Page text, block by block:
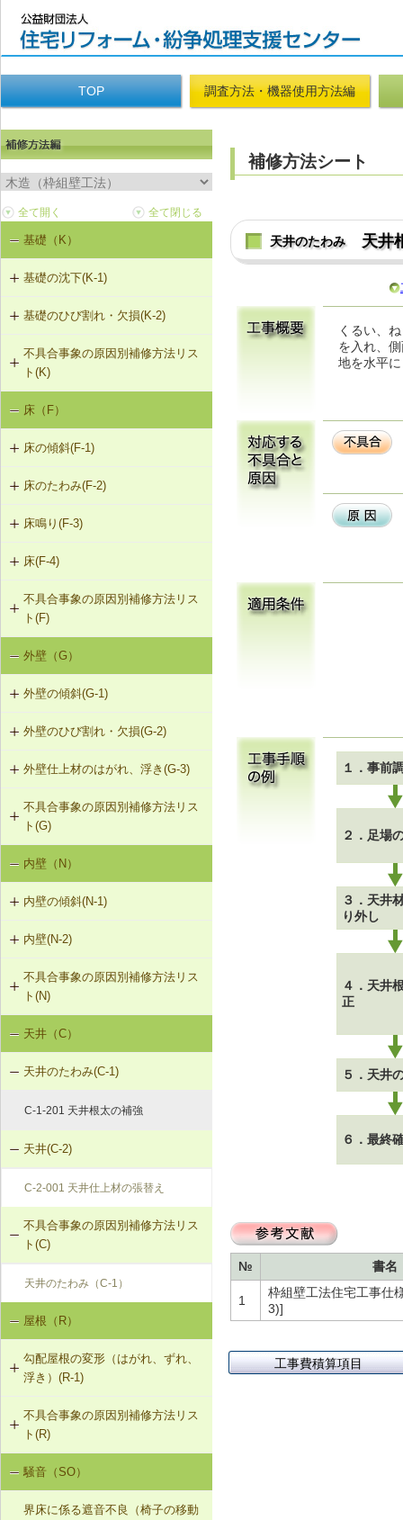
TOP 調査方法・機器使用方法編
基礎（K）
基礎の沈下(K-1)
K-1-501 基礎をジャッキアップのう
え、鋼管圧入工法
K-1-502 基礎をジャッキアップのう
え、耐圧版工法
K-1-503 グラウト注入工法
基礎のひび割れ・欠損(K-2)
K-2-501 樹脂注入工法
K-2-502 充填工法
K-2-503 打直し工法
不具合事象の原因別補修方法リス
ト(K)
基礎の沈下（K-1）
基礎のひび割れ・欠損（K-2）
床（F）
床の傾斜(F-1)
F-1-201 添え床根太による床根太の
補強（2階以上の場合）
F-1-202 添え床梁による床梁の補強
F-1-203 床梁の取替え
F-1-204 たて枠による床梁の補強
F-1-205 既存まぐさを新規まぐさに
F-1-209 大引きの補修
F-1-503 束石の再設置
床のたわみ(F-2)
F-2-201 床根太の交換（1階の場合）
F-2-202 下張材の張替え
床鳴り(F-3)
F-3-201 下張材の留付け直し
F-3-202 床鳴りの補修
床(F-4)
F-4-001 ビニル床シートの張替え
F-4-002 カーペットの張替え
F-4-501 フローリングの張替え
不具合事象の原因別補修方法リス
ト(F)
床の傾斜（F-1）
床のたわみ（F-2）
床鳴り（F-3）
外壁（G）
外壁の傾斜(G-1)
G-1-201 耐力壁線内の開口部を壁と
する補強
G-1-202 耐力壁の壁量増加による補
強
G-1-203 外壁の建て入れ不良是正
を補強①
G-1-205 集中荷重でたわんだたて枠
G-1-206 断面欠損等によりたわんだ
外壁のひび割れ・欠損(G-2)
G-2-201 モルタル塗替え（下張材込
み）
G-2-202 モルタル塗替え
G-2-501 ひび割れ改修工法（外壁
部）
部）
外壁仕上材のはがれ、浮き(G-3)
G-3-201 サイディングの張替え
G-3-501 サイディングのひび割れの
補修
不具合事象の原因別補修方法リス
ト(G)
外壁の傾斜（G-1）
外壁のひび割れ・欠損（G-2）
外壁仕上材のはがれ、浮き（G-3）
内壁（N）
内壁の傾斜(N-1)
N-1-001 下地材・仕上材の取替え
（内壁部）
内壁(N-2)
N-2-001 仕上材の張替え（内壁部）
不具合事象の原因別補修方法リス
ト(N)
内壁の傾斜（N-1）
天井（C）
天井のたわみ(C-1)
C-1-201 天井根太の補強
天井(C-2)
C-2-001 天井仕上材の張替え
不具合事象の原因別補修方法リス
ト(C)
天井のたわみ（C-1）
屋根（R）
勾配屋根の変形（はがれ、ずれ、
浮き）(R-1)
R-1-201 屋根梁の補強（屋根梁方
式）
R-1-202 たる木の添え木補強（たる
木方式）①
不具合事象の原因別補修方法リス
ト(R)
勾配屋根の変形（はがれ、ずれ、浮
き）（R-1）
騒音（SO）
界床に係る遮音不良（椅子の移動
補修方法シート
天井のたわみ 天井
くるい、
を入れ、
地を水平
１．事前
２．足場
３．天井
り外し
４．天井
正
５．天井
６．最終
№ 書名
1
枠組壁工法住宅工事
3)]
工事費積算項目